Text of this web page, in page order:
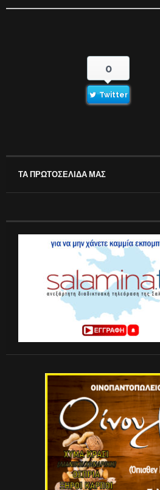
0
Twitter
ΤΑ ΠΡΩΤΟΣΕΛΙΔΑ ΜΑΣ